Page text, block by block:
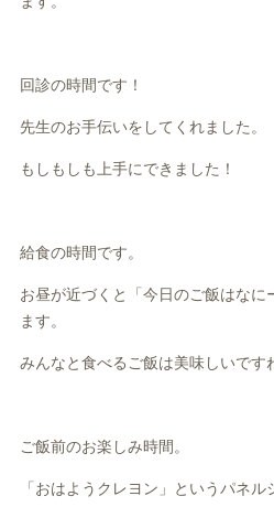
回診の時間です！
先生のお手伝いをしてくれました。
もしもしも上手にできました！
給食の時間です。
お昼が近づくと「今日のご飯はなに
ます。
みんなと食べるご飯は美味しいです
ご飯前のお楽しみ時間。
「おはようクレヨン」というパネル